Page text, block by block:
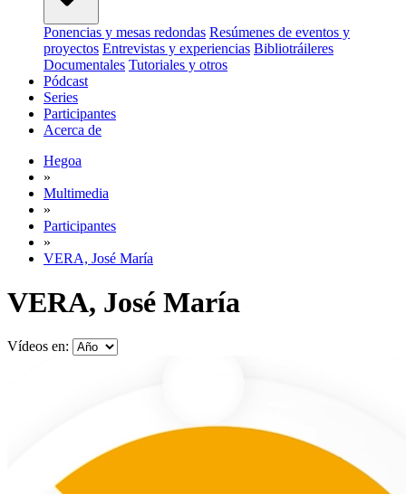
Ponencias y mesas redondas Resúmenes de eventos y
proyectos Entrevistas y experiencias Bibliotráileres
Documentales Tutoriales y otros
Pódcast
Series
Participantes
Acerca de
Hegoa
»
Multimedia
»
Participantes
»
VERA, José María
VERA, José María
Vídeos en: